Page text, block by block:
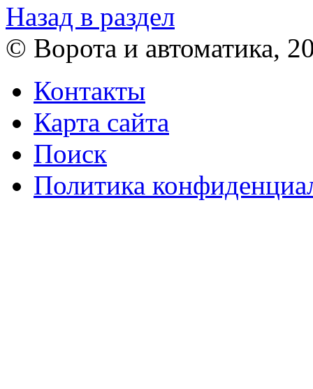
Назад в раздел
© Ворота и автоматика,
Контакты
Карта сайта
Поиск
Политика